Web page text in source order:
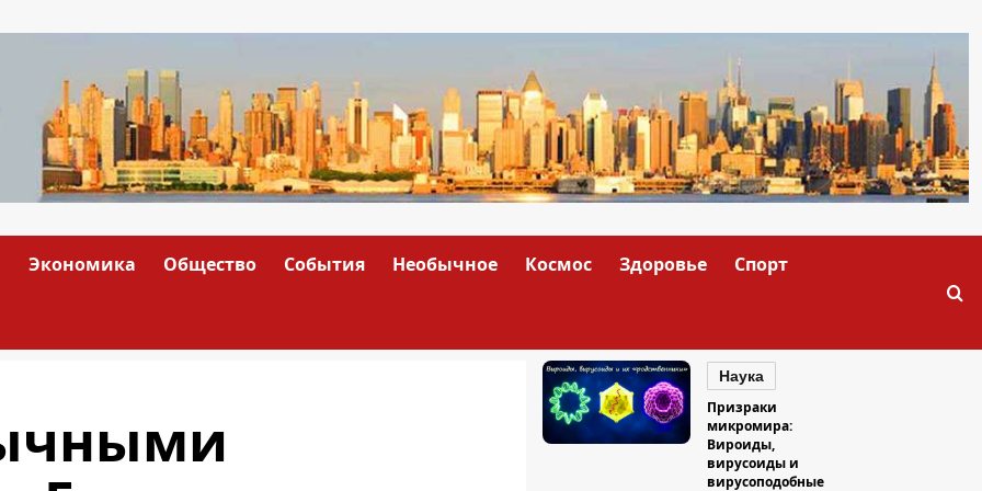
Экономика Общество События Необычное Космос Здоровье Спорт
Наука
Призраки
микромира:
Вироиды,
вирусоиды и
вирусоподобные